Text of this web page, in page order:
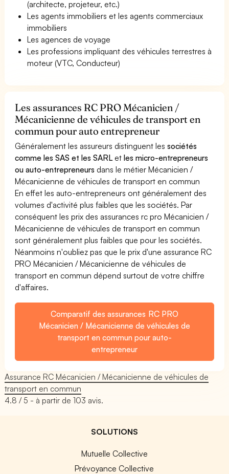
(architecte, projeteur, etc.)
Les agents immobiliers et les agents commerciaux
immobiliers
Les agences de voyage
Les professions impliquant des véhicules terrestres à
moteur (VTC, Conducteur)
Les assurances RC PRO Mécanicien /
Mécanicienne de véhicules de transport en
commun pour auto entrepreneur
Généralement les assureurs distinguent lessociétés
comme les SAS et les SARL etles micro-entrepreneurs
ou auto-entrepreneurs dans le métier Mécanicien /
Mécanicienne de véhicules de transport en commun
En effet les auto-entrepreneurs ont généralement des
volumes d'activité plus faibles que les sociétés. Par
conséquent les prix des assurances rc pro Mécanicien /
Mécanicienne de véhicules de transport en commun
sont généralement plus faibles que pour les sociétés.
Néanmoins n'oubliez pas que le prix d'une assurance RC
PRO Mécanicien / Mécanicienne de véhicules de
transport en commun dépend surtout de votre chiffre
d'affaires.
Comparatif des assurances RC PRO
Mécanicien / Mécanicienne de véhicules de
transport en commun pour auto-
entrepreneur
Assurance RC Mécanicien / Mécanicienne de véhicules de
transport en commun
4.8 / 5 - à partir de103 avis.
SOLUTIONS
Mutuelle Collective
Prévoyance Collective